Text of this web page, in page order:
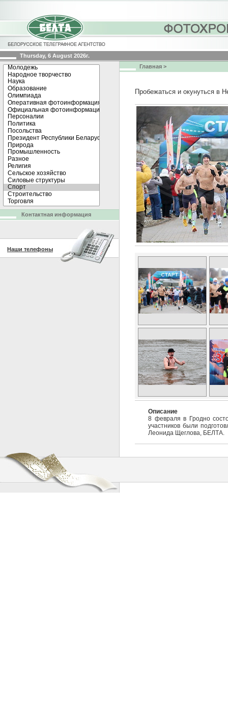
Thursday, 6 August 2026г.
Главная >
Пробежаться и окунуться в
Описание
8 февраля в Гродно
участников были
Леонида Щеглова, БЕЛТА.
Контактная информация
Наши телефоны